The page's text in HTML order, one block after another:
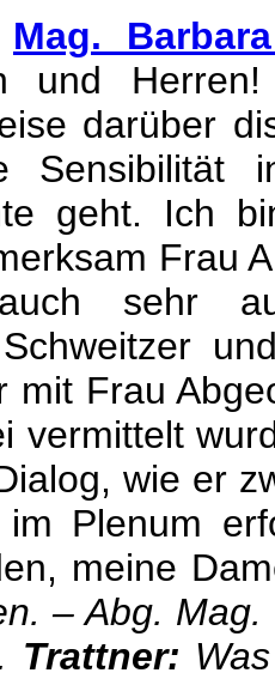
Mag.
und
darüber
geht. Ich
Frau
sehr
mit Frau
vermittelt
wie er
im Plenum
meine
– Abg. Mag.
Trattner: